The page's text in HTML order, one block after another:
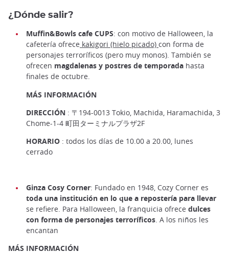
¿Dónde salir?
Muffin&Bowls cafe CUPS: con motivo de Halloween, la
cafetería ofrece kakigori (hielo picado) con forma de
personajes terroríficos (pero muy monos). También se
ofrecen magdalenas y postres de temporada hasta
finales de octubre.
MÁS INFORMACIÓN
DIRECCIÓN : 〒194-0013 Tokio, Machida, Haramachida, 3
Chome-1-4 町田ターミナルプラザ2F
HORARIO : todos los días de 10.00 a 20.00, lunes
cerrado
Ginza Cosy Corner: Fundado en 1948, Cozy Corner es
toda una institución en lo que a repostería para llevar
se refiere. Para Halloween, la franquicia ofrece dulces
con forma de personajes terroríficos. A los niños les
encantan
MÁS INFORMACIÓN